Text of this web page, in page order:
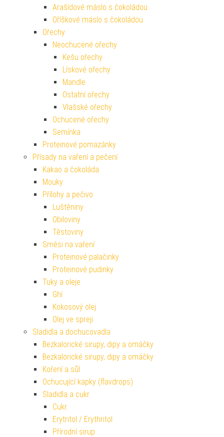
Arašídové máslo s čokoládou
Oříškové máslo s čokoládou
Ořechy
Neochucené ořechy
Kešu ořechy
Lískové ořechy
Mandle
Ostatní ořechy
Vlašské ořechy
Ochucené ořechy
Semínka
Proteinové pomazánky
Přísady na vaření a pečení
Kakao a čokoláda
Mouky
Přílohy a pečivo
Luštěniny
Obiloviny
Těstoviny
Směsi na vaření
Proteinové palačinky
Proteinové pudinky
Tuky a oleje
Ghí
Kokosový olej
Olej ve spreji
Sladidla a dochucovadla
Bezkalorické sirupy, dipy a omáčky
Bezkalorické sirupy, dipy a omáčky
Koření a sůl
Ochucující kapky (flavdrops)
Sladidla a cukr
Cukr
Erytritol / Erythritol
Přírodní sirup